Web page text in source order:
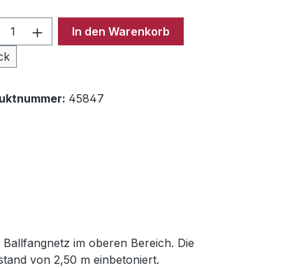
Anzahl: Gib den gewünschten
In den Warenkorb
45847
im oberen Bereich. Die
von 2,50 m einbetoniert.